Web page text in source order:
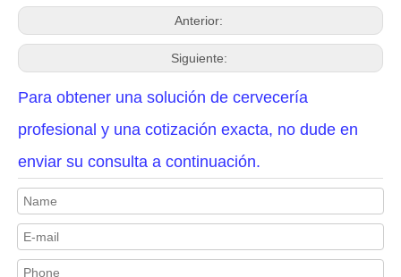
Anterior:
Siguiente:
Para obtener una solución de cervecería
profesional y una cotización exacta, no dude en
enviar su consulta a continuación.